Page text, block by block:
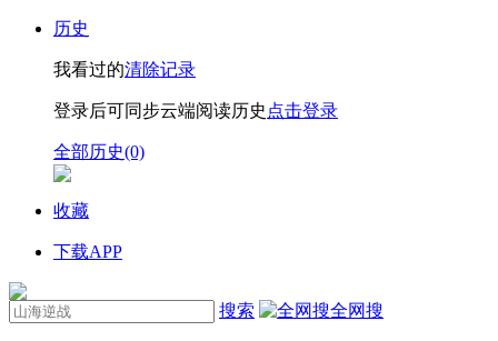
历史
我看过的清除记录
登录后可同步云端阅读历史 点击登录
全部历史(0)
收藏
下载APP
搜索 全网搜